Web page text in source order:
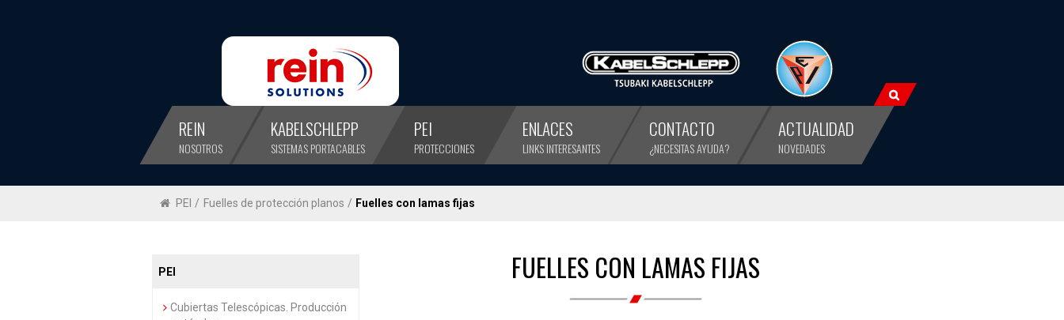
REIN
NOSOTROS
KABELSCHLEPP
SISTEMAS PORTACABLES
PEI
PROTECCIONES
ENLACES
LINKS INTERESANTES
CONTACTO
¿NECESITAS AYUDA?
ACTUALIDAD
NOVEDADES
PEI / Fuelles de protección planos / Fuelles con lamas fijas
PEI
Cubiertas Telescópicas. Producción
FUELLES CON LAMAS FIJAS